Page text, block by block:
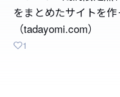
をまとめたサイトを作
（tadayomi.com）
1